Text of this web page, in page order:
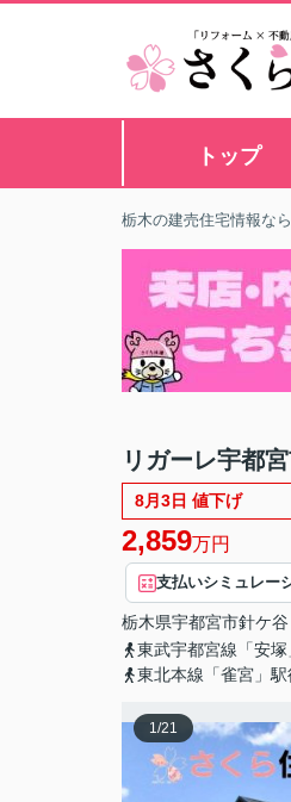
トップ
栃木の建売住宅情報な
リガーレ宇都
8月3日 値下げ
2,859万円
支払いシミュレー
栃木県宇都宮市針ケ谷
東武宇都宮線「安
東北本線「雀宮」
1/21